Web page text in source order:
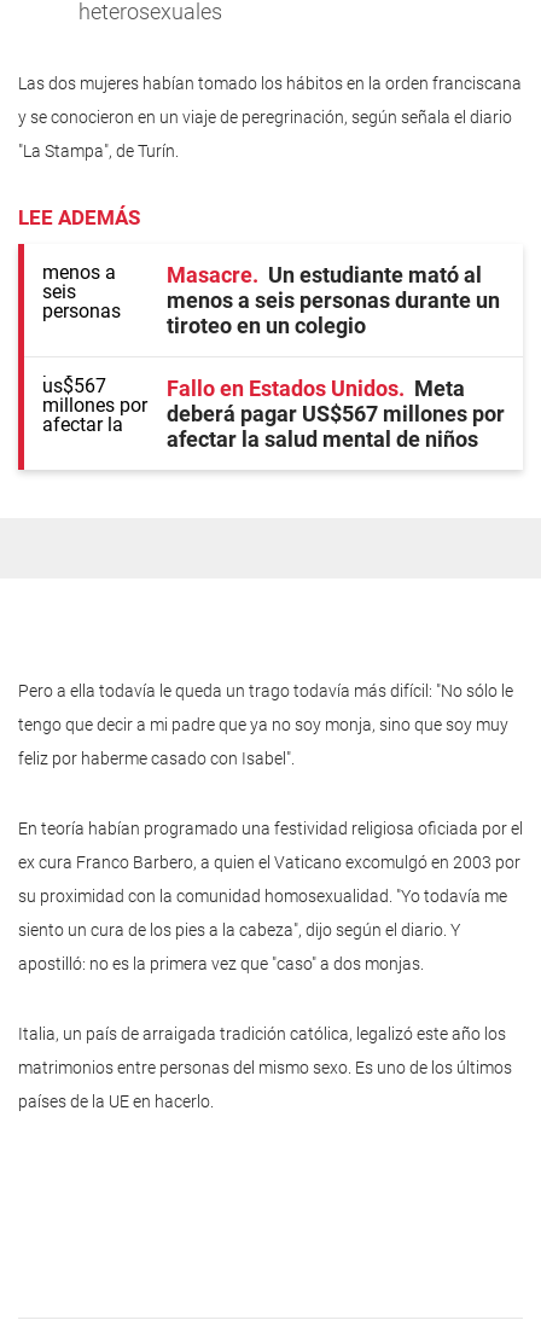
heterosexuales
Las dos mujeres habían tomado los hábitos en la orden franciscana
y se conocieron en un viaje de peregrinación, según señala el diario
"La Stampa", de Turín.
LEE ADEMÁS
Masacre
Un estudiante mató al
menos a seis personas durante un
tiroteo en un colegio
Fallo en Estados Unidos
Meta
deberá pagar US$567 millones por
afectar la salud mental de niños
Pero a ella todavía le queda un trago todavía más difícil: "No sólo le
tengo que decir a mi padre que ya no soy monja, sino que soy muy
feliz por haberme casado con Isabel".
En teoría habían programado una festividad religiosa oficiada por el
ex cura Franco Barbero, a quien el Vaticano excomulgó en 2003 por
su proximidad con la comunidad homosexualidad. "Yo todavía me
siento un cura de los pies a la cabeza", dijo según el diario. Y
apostilló: no es la primera vez que "caso" a dos monjas.
Italia, un país de arraigada tradición católica, legalizó este año los
matrimonios entre personas del mismo sexo. Es uno de los últimos
países de la UE en hacerlo.